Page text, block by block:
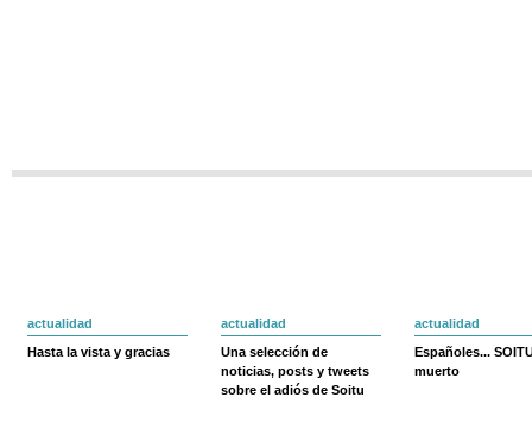
actualidad
Hasta la vista y gracias
actualidad
Una selección de
noticias, posts y tweets
sobre el adiós de Soitu
actualidad
Españoles...
muerto